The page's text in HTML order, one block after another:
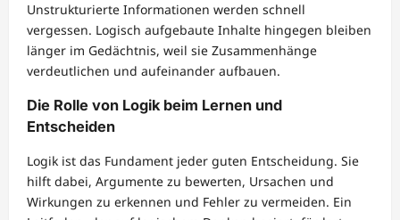
Unstrukturierte Informationen werden schnell
vergessen. Logisch aufgebaute Inhalte hingegen bleiben
länger im Gedächtnis, weil sie Zusammenhänge
verdeutlichen und aufeinander aufbauen.
Die Rolle von Logik beim Lernen und
Entscheiden
Logik ist das Fundament jeder guten Entscheidung. Sie
hilft dabei, Argumente zu bewerten, Ursachen und
Wirkungen zu erkennen und Fehler zu vermeiden. Ein